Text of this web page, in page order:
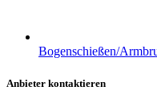
Bogenschießen/
Anbieter kontaktieren